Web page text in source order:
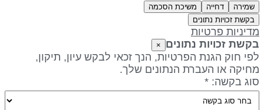
שמירה דחייה
משיכת הסכמה
בקשת זכויות נתונים
פרטיות
זכויות נתונים
חוק הגנת הפרטיות, הנך זכאי לבקש עיון, תיקון,
או העברת הנתונים שלך.
בקשה: *